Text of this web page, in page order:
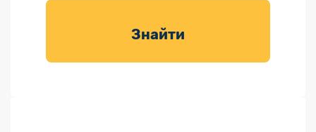
товарів для
Знайти